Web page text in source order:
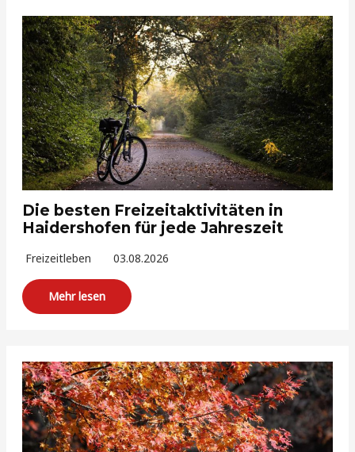
Die besten Freizeitaktivitäten in
Haidershofen für jede Jahreszeit
Freizeitleben 03.08.2026
Mehr lesen